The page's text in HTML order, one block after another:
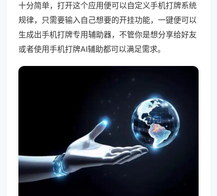
十分简单，打开这个应用便可以自定义手机打牌系统
规律，只需要输入自己想要的开挂功能，一键便可以
生成出手机打牌专用辅助器，不管你是想分享给好友
或者使用手机打牌AI辅助都可以满足需求。